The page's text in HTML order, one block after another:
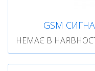
GSM
НЕМАЄ В